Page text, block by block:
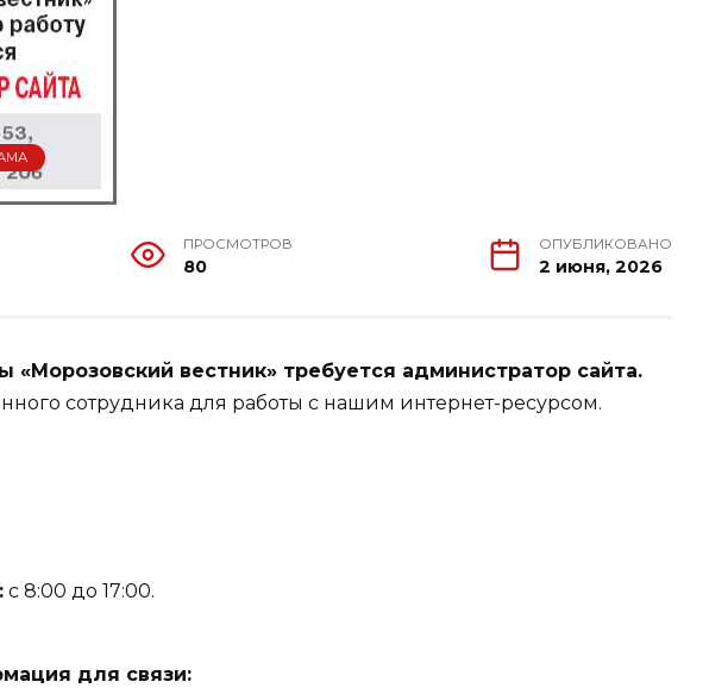
ПРОСМОТРОВ
80
ОПУБЛИКОВАНО
2 июня, 2026
«Морозовский вестник» требуется администратор сайта.
сотрудника для работы с нашим интернет-ресурсом.
с 8:00 до 17:00.
для связи: